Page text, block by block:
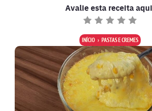
Avalie esta receita
INÍCIO PASTAS E CREMES